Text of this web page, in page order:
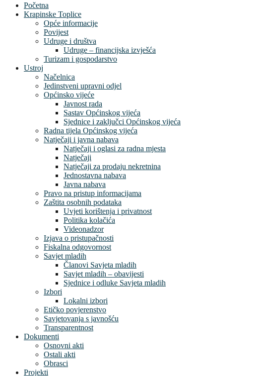
Početna
Krapinske Toplice
Opće informacije
Povijest
Udruge i društva
Udruge – financijska izvješća
Turizam i gospodarstvo
Ustroj
Načelnica
Jedinstveni upravni odjel
Općinsko vijeće
Javnost rada
Sastav Općinskog vijeća
Sjednice i zaključci Općinskog vijeća
Radna tijela Općinskog vijeća
Natječaji i javna nabava
Natječaji i oglasi za radna mjesta
Natječaji
Natječaji za prodaju nekretnina
Jednostavna nabava
Javna nabava
Pravo na pristup informacijama
Zaštita osobnih podataka
Uvjeti korištenja i privatnost
Politika kolačića
Videonadzor
Izjava o pristupačnosti
Fiskalna odgovornost
Savjet mladih
Članovi Savjeta mladih
Savjet mladih – obavijesti
Sjednice i odluke Savjeta mladih
Izbori
Lokalni izbori
Etičko povjerenstvo
Savjetovanja s javnošću
Transparentnost
Dokumenti
Osnovni akti
Ostali akti
Obrasci
Projekti